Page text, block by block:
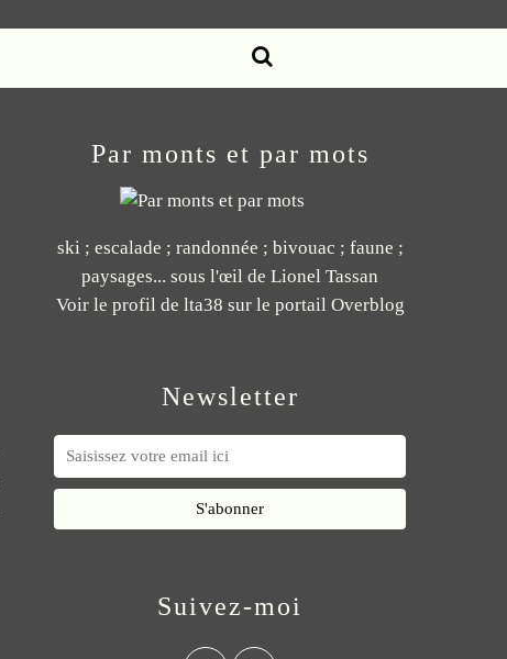
Newsletter
Par monts et par mots
ski ; escalade ; randonnée ; bivouac ; faune ;
paysages... sous l'œil de Lionel Tassan
Voir le profil de lta38 sur le portail Overblog
Suivez-moi